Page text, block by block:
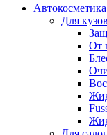
Автокосметика
Для
От